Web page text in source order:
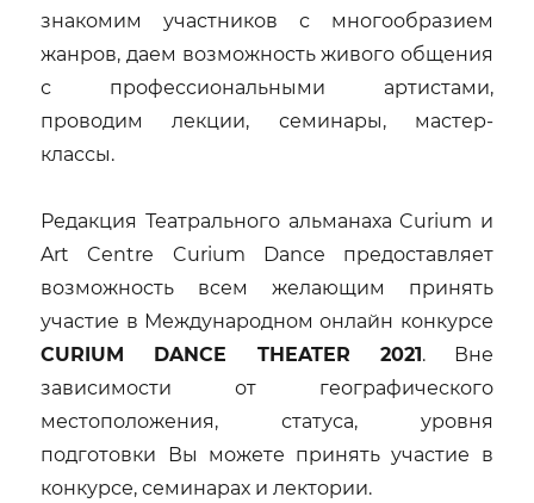
знакомим участников с многообразием
жанров, даем возможность живого общения
с профессиональными артистами,
проводим лекции, семинары, мастер-
классы.
Редакция Театрального альманаха Curium и
Art Centre Curium Dance предоставляет
возможность всем желающим принять
участие в Международном онлайн конкурсе
CURIUM DANCE THEATER 2021. Вне
зависимости от географического
местоположения, статуса, уровня
подготовки Вы можете принять участие в
конкурсе, семинарах и лектории.